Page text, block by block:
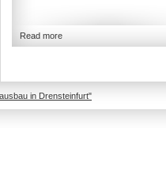
Read more
in Drensteinfurt"